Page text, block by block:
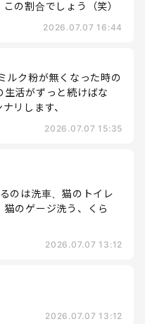
の割合でしょう（笑）
2026.07.07 16:44
ルク粉が無くなった時の
活がずっと続けばな
リします、
2026.07.07 15:35
のは洗車、猫のトイレ
のゲージ洗う、くら
2026.07.07 13:12
2026.07.07 13:12